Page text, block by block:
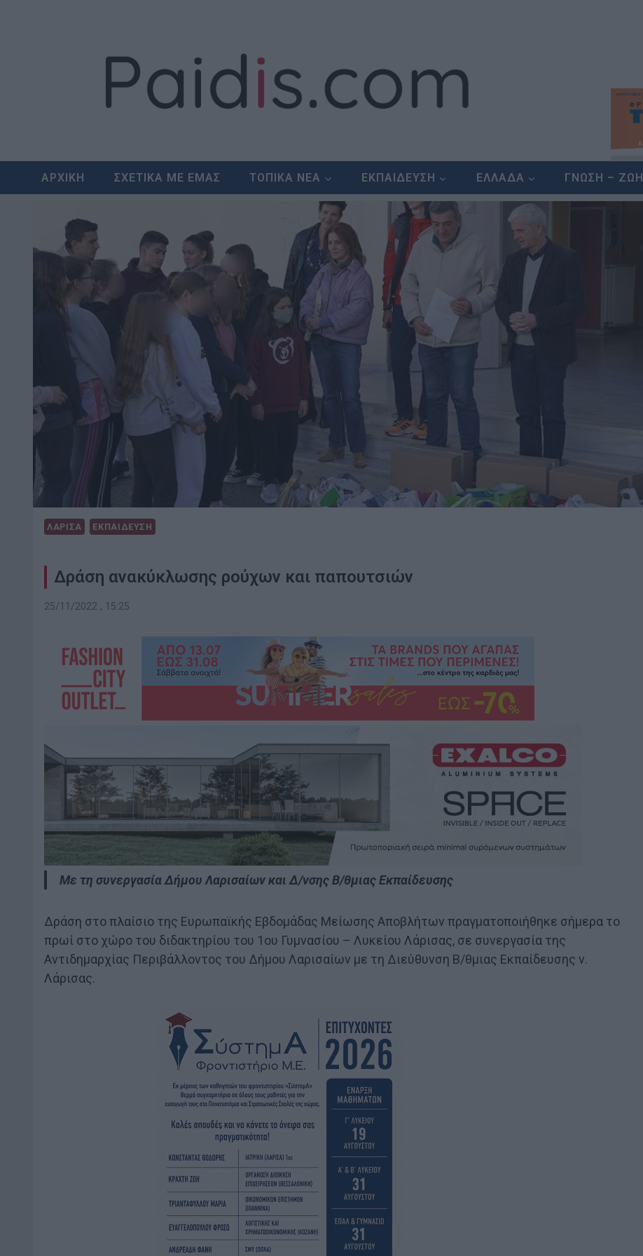
ΑΡΧΙΚΗ ΣΧΕΤΙΚΑ ΜΕ ΕΜΑΣ ΤΟΠΙΚΑ ΝΕΑ ΕΚΠΑΙΔΕΥΣΗ ΕΛΛΑΔΑ ΓΝΩΣΗ – ΖΩΗ
ΛΑΡΙΣΑ ΕΚΠΑΙΔΕΥΣΗ
Δράση ανακύκλωσης ρούχων και παπουτσιών
25/11/2022 , 15:25
Με τη συνεργασία Δήμου Λαρισαίων και Δ/νσης Β/θμιας Εκπαίδευσης
Δράση στο πλαίσιο της Ευρωπαϊκής Εβδομάδας Μείωσης Αποβλήτων πραγματοποιήθηκε σήμερα το
πρωί στο χώρο του διδακτηρίου του 1ου Γυμνασίου – Λυκείου Λάρισας, σε συνεργασία της
Αντιδημαρχίας Περιβάλλοντος του Δήμου Λαρισαίων με τη Διεύθυνση Β/θμιας Εκπαίδευσης ν.
Λάρισας.